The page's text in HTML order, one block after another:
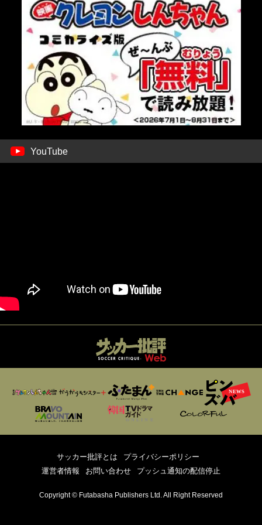
YouTube
サッカー批評とは
プライバシーポリシー
運営者情報
お問い合わせ プッシュ通知の配信停止
Copyright © Futabasha Publishers Ltd. All Right Reserved